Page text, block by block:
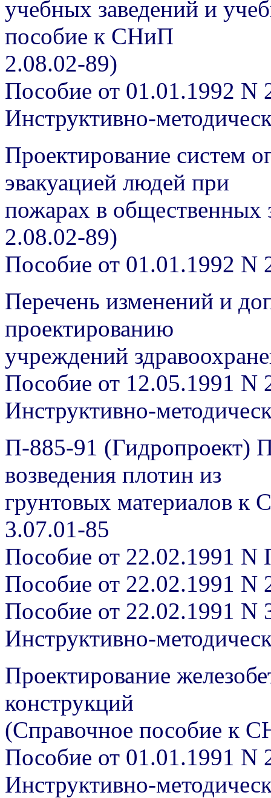
учебных заведений и
пособие к СНиП
2.08.02-89)
Пособие от 01.01.1992 N
Инструктивно-
Проектирование систем
эвакуацией людей при
пожарах в
2.08.02-89)
Пособие от 01.01.1992 N
Перечень изменений и
проектированию
учреждений
Пособие от 12.05.1991 N
Инструктивно-
П-885-91 (Гидропроект)
возведения плотин из
грунтовых материалов
3.07.01-85
Пособие от 22.02.1991 N
Пособие от 22.02.1991 N
Пособие от 22.02.1991 N
Инструктивно-
Проектирование
конструкций
(Справочное пособие к
Пособие от 01.01.1991 N
Инструктивно-